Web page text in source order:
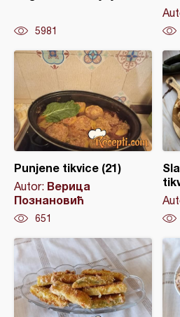
5981
Punjene tikvice (21)
Autor: Верица
Познановић
651